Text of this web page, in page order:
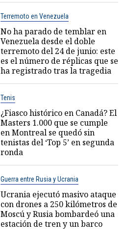
Terremoto en Venezuela
No ha parado de temblar en
Venezuela desde el doble
terremoto del 24 de junio: este
es el número de réplicas que se
ha registrado tras la tragedia
Tenis
¿Fiasco histórico en Canadá? El
Masters 1.000 que se cumple
en Montreal se quedó sin
tenistas del ‘Top 5’ en segunda
ronda
Guerra entre Rusia y Ucrania
Ucrania ejecutó masivo ataque
con drones a 250 kilómetros de
Moscú y Rusia bombardeó una
estación de tren y un barco